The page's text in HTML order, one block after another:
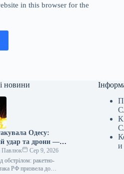
in this browser for the
новини
Одесу:
удар та дрони —
новини
Павлюк
Сер 9, 2026
обстрілом: ракетно-
РФ призвела до
и